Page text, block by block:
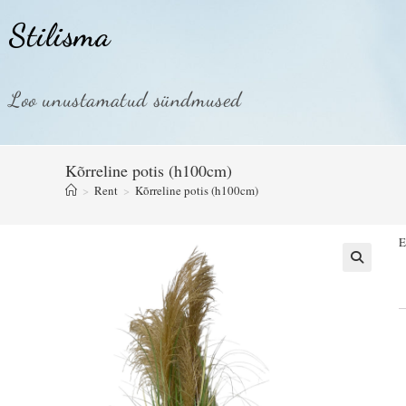
Stilisma
Loo unustamatud sündmused
Kõrreline potis (h100cm)
> Rent > Kõrreline potis (h100cm)